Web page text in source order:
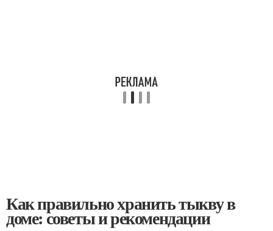
Как правильно хранить тыкву в
доме: советы и рекомендации